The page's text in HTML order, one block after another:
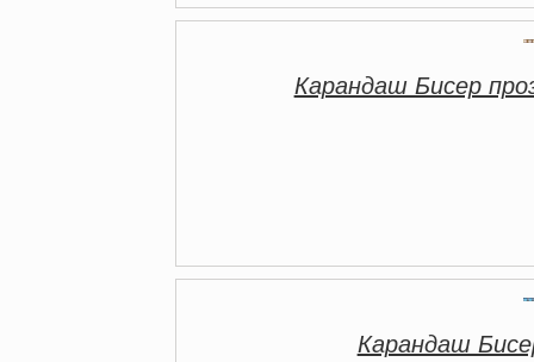
Карандаш Бисер
Карандаш